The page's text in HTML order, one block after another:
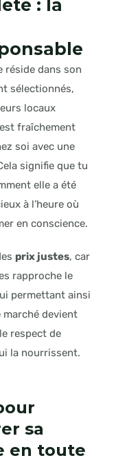
: la
réside dans son
sélectionnés,
locaux
fraîchement
soi avec une
signifie que tu
elle a été
à l’heure où
en conscience.
prix justes, car
rapproche le
permettant ainsi
marché devient
respect de
la nourrissent.
sa
en toute